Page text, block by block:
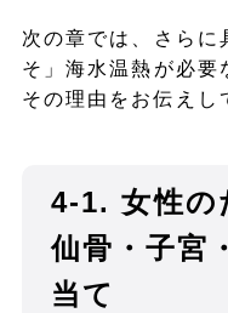
次の章では、さらに
そ」海水温熱が必要
その理由をお伝えし
4-1. 女性
仙骨・子宮
当て